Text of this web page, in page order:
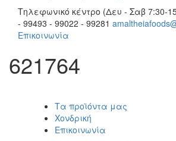
Τηλεφωνικό κέντρο (Δευ - Σαβ 7:30-
- 99493 - 99022 - 99281
Επικοινωνία
621764
Τα προϊόντα μας
Χονδρική
Επικοινωνία